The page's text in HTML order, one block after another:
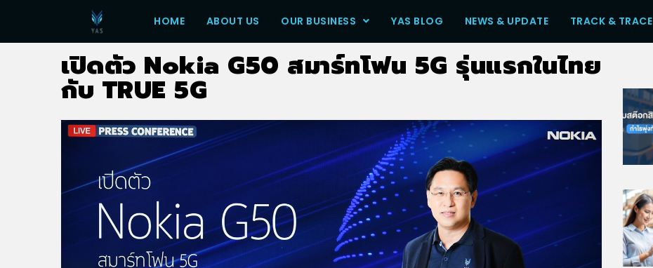
HOME ABOUT US OUR BUSINESS YAS BLOG NEWS & UPDATE TRACK & TRACE
เปิดตัว Nokia G50 สมาร์ทโฟน 5G รุ่นแรกในไทย
กับ TRUE 5G